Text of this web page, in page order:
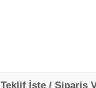
Teklif İste / Sipariş